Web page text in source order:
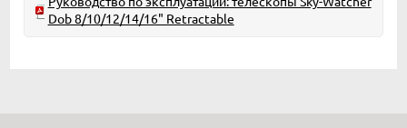
Dob 8/10/12/14/16" Retractable